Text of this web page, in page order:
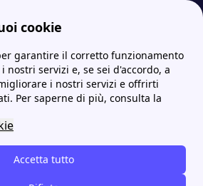
cookie
garantire il corretto funzionamento
nostri servizi e, se sei d'accordo, a
i nostri servizi e offrirti
Per saperne di più, consulta la
Accetta tutto
Offerte Fibra GO Internet: i costi per business e privati GO Internet: offerte fibra per la casa, le nuove tariffe
offerte fibra
le nuove